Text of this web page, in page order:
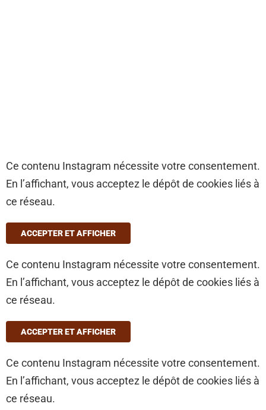
Ce contenu Instagram nécessite votre consentement.
En l’affichant, vous acceptez le dépôt de cookies liés à
ce réseau.
ACCEPTER ET AFFICHER
Ce contenu Instagram nécessite votre consentement.
En l’affichant, vous acceptez le dépôt de cookies liés à
ce réseau.
ACCEPTER ET AFFICHER
Ce contenu Instagram nécessite votre consentement.
En l’affichant, vous acceptez le dépôt de cookies liés à
ce réseau.